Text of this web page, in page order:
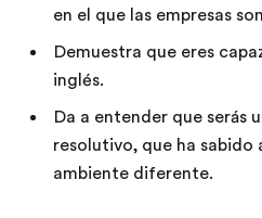
en el que las empresas
Demuestra que eres
inglés.
Da a entender que serás
resolutivo, que ha sabido
ambiente diferente.